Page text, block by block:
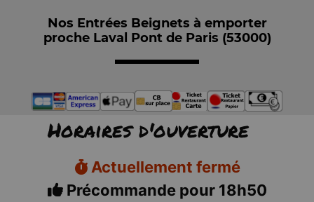
Nos Entrées Beignets à emporter
proche Laval Pont de Paris (53000)
Horaires d'ouverture
Actuellement fermé
Précommande pour 18h50